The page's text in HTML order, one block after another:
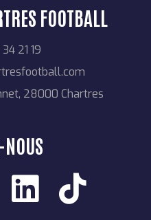
FOOTBALL
21 19
28000 Chartres